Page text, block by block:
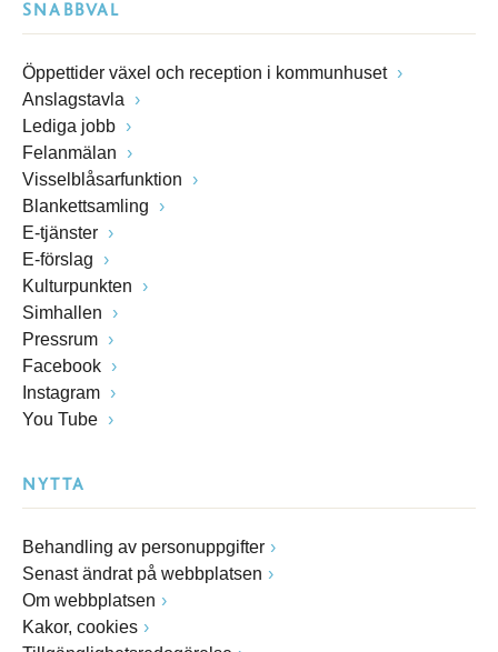
SNABBVAL
Öppettider växel och reception i kommunhuset
Anslagstavla
Lediga jobb
Felanmälan
Visselblåsarfunktion
Blankettsamling
E-tjänster
E-förslag
Kulturpunkten
Simhallen
Pressrum
Facebook
Instagram
You Tube
NYTTA
Behandling av personuppgifter
Senast ändrat på webbplatsen
Om webbplatsen
Kakor, cookies